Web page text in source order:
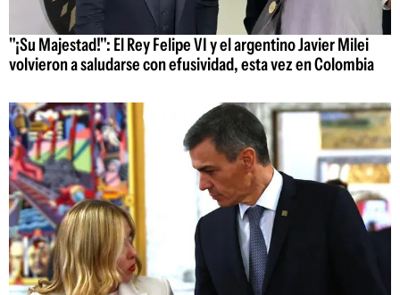
"¡Su Majestad!": El Rey Felipe VI y el argentino Javier Milei
volvieron a saludarse con efusividad, esta vez en Colombia